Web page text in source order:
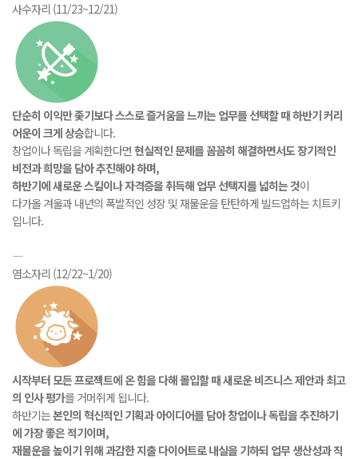
사수자리 (11/23~12/21)
단순히 이익만 좇기보다 스스로 즐거움을 느끼는 업무를 선택할 때 하반기 커리
어운이 크게 상승합니다.
창업이나 독립을 계획한다면 현실적인 문제를 꼼꼼히 해결하면서도 장기적인
비전과 희망을 담아 추진해야 하며,
하반기에 새로운 스킬이나 자격증을 취득해 업무 선택지를 넓히는 것이
다가올 겨울과 내년의 폭발적인 성장 및 재물운을 탄탄하게 빌드업하는 치트키
입니다.
―
염소자리 (12/22~1/20)
시작부터 모든 프로젝트에 온 힘을 다해 몰입할 때 새로운 비즈니스 제안과 최고
의 인사 평가를 거머쥐게 됩니다.
하반기는본인의 혁신적인 기획과 아이디어를 담아 창업이나 독립을 추진하기
에 가장 좋은 적기이며,
재물운을 높이기 위해 과감한 지출 다이어트로 내실을 기하되 업무 생산성과 직